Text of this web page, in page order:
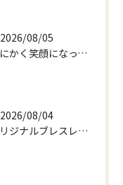
2026/08/05
とにかく笑顔になっていただきたくて😊
2026/08/04
オリジナルブレスレット作成してみました😊